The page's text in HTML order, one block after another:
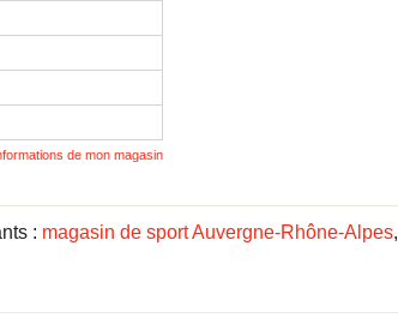
de mon magasin
: magasin de sport Auvergne-Rhône-Alpes,